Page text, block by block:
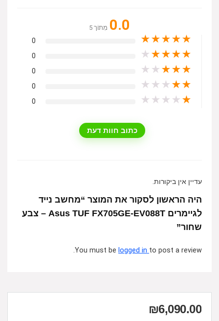
0.0 מִתוֹך 5
★
★
★
★
★
0
★
★
★
★
★
0
★
★
★
★
★
0
★
★
★
★
★
0
★
★
★
★
★
0
כתוב חוות דעת
עדיין אין ביקורות.
היה הראשון לסקור את המוצר “מחשב נייד
לגיימרים Asus TUF FX705GE-EV088T – צבע
שחור”
You must be logged in to post a review.
₪6,090.00